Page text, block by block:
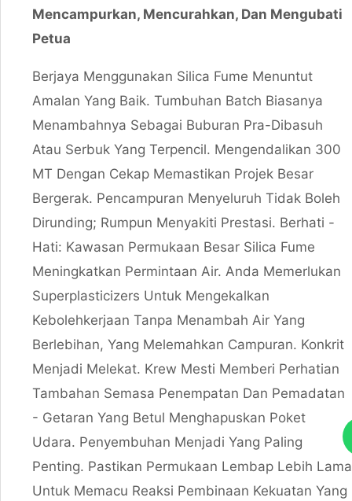
Mencampurkan, Mencurahkan, Dan Mengubati
Petua
Berjaya Menggunakan Silica Fume Menuntut
Amalan Yang Baik. Tumbuhan Batch Biasanya
Menambahnya Sebagai Buburan Pra-Dibasuh
Atau Serbuk Yang Terpencil. Mengendalikan 300
MT Dengan Cekap Memastikan Projek Besar
Bergerak. Pencampuran Menyeluruh Tidak Boleh
Dirunding; Rumpun Menyakiti Prestasi. Berhati -
Hati: Kawasan Permukaan Besar Silica Fume
Meningkatkan Permintaan Air. Anda Memerlukan
Superplasticizers Untuk Mengekalkan
Kebolehkerjaan Tanpa Menambah Air Yang
Berlebihan, Yang Melemahkan Campuran. Konkrit
Menjadi Melekat. Krew Mesti Memberi Perhatian
Tambahan Semasa Penempatan Dan Pemadatan
- Getaran Yang Betul Menghapuskan Poket
Udara. Penyembuhan Menjadi Yang Paling
Penting. Pastikan Permukaan Lembap Lebih Lama
Untuk Memacu Reaksi Pembinaan Kekuatan Yang